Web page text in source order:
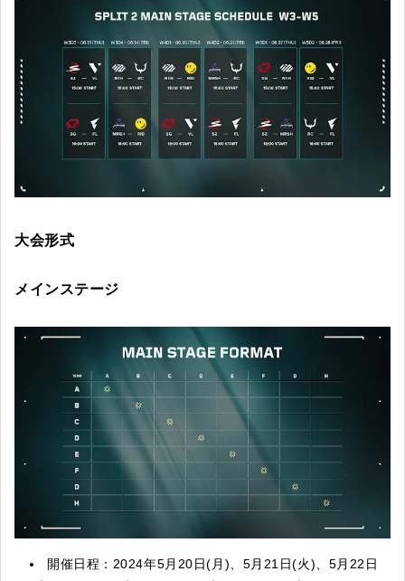
大会形式
メインステージ
開催日程：2024年5月20日(月)、5月21日(火)、5月22日